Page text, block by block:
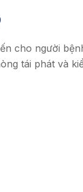
cho người
tái phát và